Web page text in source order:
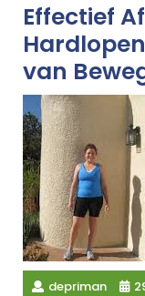
Effectief
van
depriman